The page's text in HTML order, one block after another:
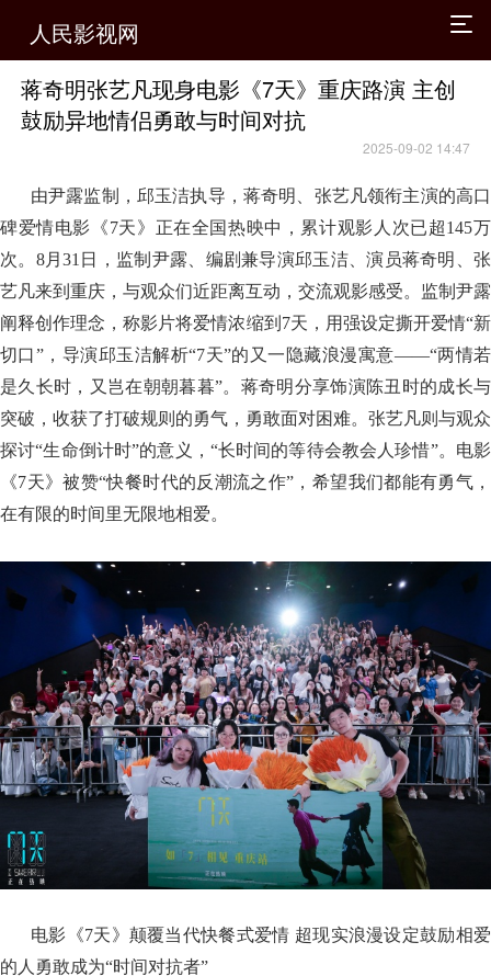
人民影视网
蒋奇明张艺凡现身电影《7天》重庆路演 主创
鼓励异地情侣勇敢与时间对抗
2025-09-02 14:47
由尹露监制，邱玉洁执导，蒋奇明、张艺凡领衔主演的高口
碑爱情电影《7天》正在全国热映中，累计观影人次已超145万
次。8月31日，监制尹露、编剧兼导演邱玉洁、演员蒋奇明、张
艺凡来到重庆，与观众们近距离互动，交流观影感受。监制尹露
阐释创作理念，称影片将爱情浓缩到7天，用强设定撕开爱情“新
切口”，导演邱玉洁解析“7天”的又一隐藏浪漫寓意——“两情若
是久长时，又岂在朝朝暮暮”。蒋奇明分享饰演陈丑时的成长与
突破，收获了打破规则的勇气，勇敢面对困难。张艺凡则与观众
探讨“生命倒计时”的意义，“长时间的等待会教会人珍惜”。电影
《7天》被赞“快餐时代的反潮流之作”，希望我们都能有勇气，
在有限的时间里无限地相爱。
电影《7天》颠覆当代快餐式爱情 超现实浪漫设定鼓励相爱
的人勇敢成为“时间对抗者”